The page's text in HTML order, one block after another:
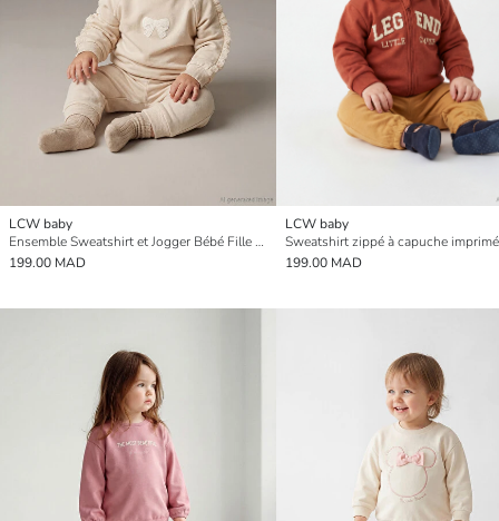
LCW baby
Ensemble Sweatshirt et Jogger Bébé Fille à Bordure en Dentelle
199.00 MAD
LCW baby
199.00 MAD